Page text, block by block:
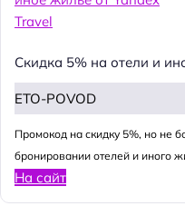
Скидка 5% на отели и
ETO-POVOD
Промокод на скидку 5%, но не
бронировании отелей и иного
На сайт